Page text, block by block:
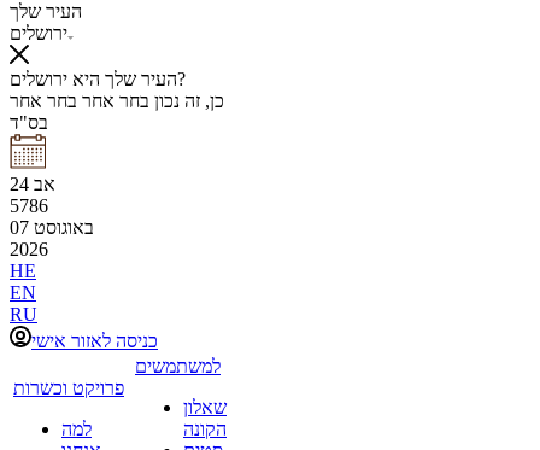
העיר שלך
ירושלים
העיר שלך היא ירושלים?
כן, זה נכון בחר אחר בחר אחר
בס"ד
24 אב
5786
07 באוגוסט
2026
HE
EN
RU
כניסה לאזור אישי
פרויקט וכשרות
למה
למשתמשים
שאלון
הקונה